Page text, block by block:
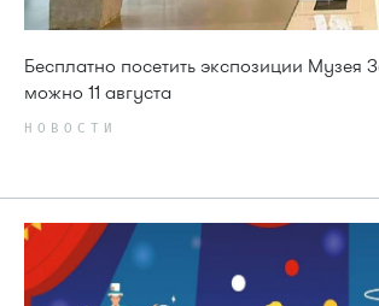
Бесплатно посетить экспозиции Музея
можно 11 августа
НОВОСТИ